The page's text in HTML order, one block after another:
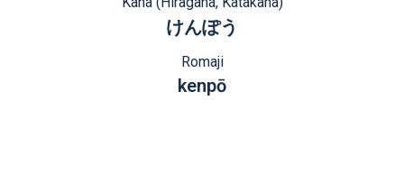
けんぽう
Romaji
kenpō